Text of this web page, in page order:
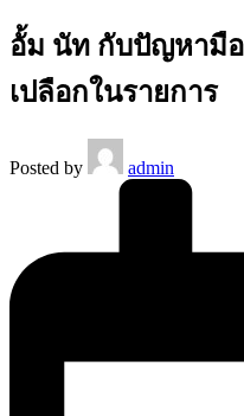
อั้ม นัท กับปัญหามื
เปลือกในรายการ
Posted by admin